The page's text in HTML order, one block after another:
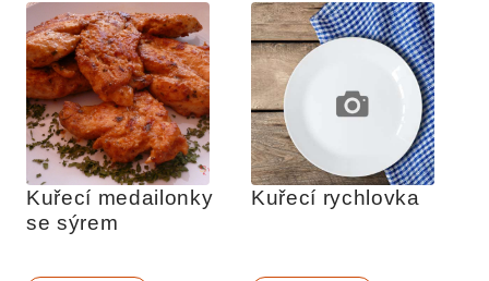
Kuřecí medailonky
se sýrem
Kuřecí rychlovka